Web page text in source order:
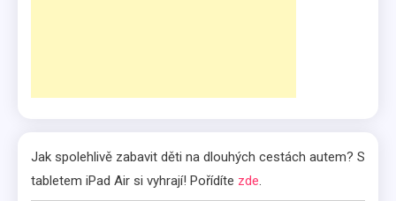
Jak spolehlivě zabavit děti na dlouhých cestách autem? S
tabletem iPad Air si vyhrají! Pořídíte zde.